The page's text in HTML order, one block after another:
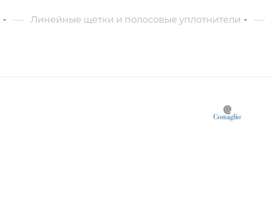
— Линейные щетки и полосовые уплотнители —